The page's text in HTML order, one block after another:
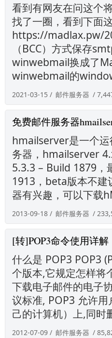
看到有网友在问这个
找了一圈，看到下面
https://madlax.pw/
（BCC）方式保存
winwebmail换成了
winwebmail的
2021-03-15 / 邮件服务器 /
免费邮件服务器
hmailserver是一个
务器，hmailserver
5.3.3 – Build 1879
1913，beta版本不建
器有兴趣，可以下载
2013-09-18 / 邮件服务器 /
[转]POP3命令使用详解
什么是 POP3 POP3
个版本,它规定怎样
下载电子邮件的电子
议标准, POP3 允许
己的计算机）上,同时
2012-07-09 / 邮件服务器 /